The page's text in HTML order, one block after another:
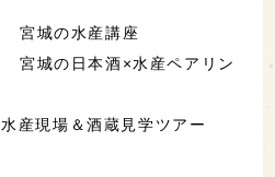
宮城の水産講座
宮城の日本酒×水産ペアリン
産現場＆酒蔵見学ツアー